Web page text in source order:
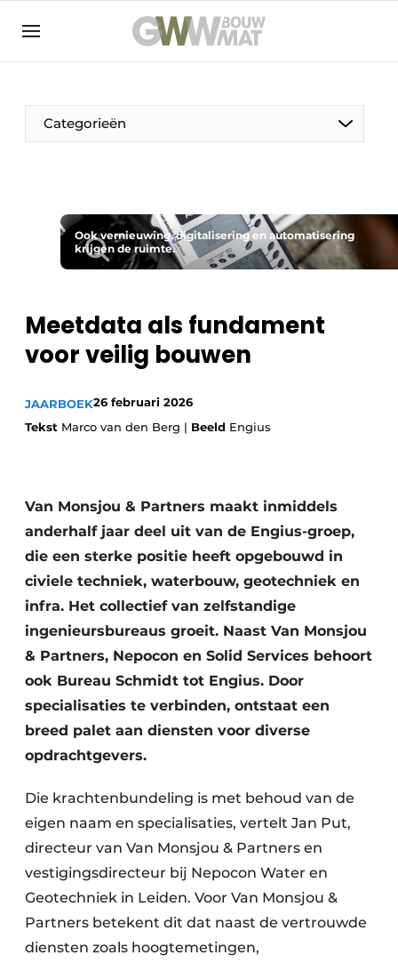
NL EN
Categorieën
De Pen
Vrouw in de bouw
Duurzaamheid & Innovatie
Fundering
Kopen/Huren/Leasen
Sloop & Recycling
Bouwtransport
Machines & Materieel
Ook vernieuwing, digitalisering en automatisering
krijgen de ruimte.
Meetdata als fundament
voor veilig bouwen
JAARBOEK26 februari 2026
Tekst Marco van den Berg | Beeld Engius
Van Monsjou & Partners maakt inmiddels
anderhalf jaar deel uit van de Engius-groep,
die een sterke positie heeft opgebouwd in
civiele techniek, waterbouw, geotechniek en
infra. Het collectief van zelfstandige
ingenieursbureaus groeit. Naast Van Monsjou
& Partners, Nepocon en Solid Services behoort
ook Bureau Schmidt tot Engius. Door
specialisaties te verbinden, ontstaat een
breed palet aan diensten voor diverse
opdrachtgevers.
Die krachtenbundeling is met behoud van de
eigen naam en specialisaties, vertelt Jan Put,
directeur van Van Monsjou & Partners en
vestigingsdirecteur bij Nepocon Water en
Geotechniek in Leiden. Voor Van Monsjou &
Partners betekent dit dat naast de vertrouwde
diensten zoals hoogtemetingen,